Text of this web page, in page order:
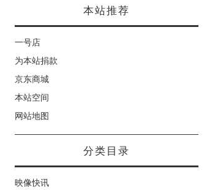
本站推荐
一号店
为本站捐款
京东商城
本站空间
网站地图
分类目录
映像快讯